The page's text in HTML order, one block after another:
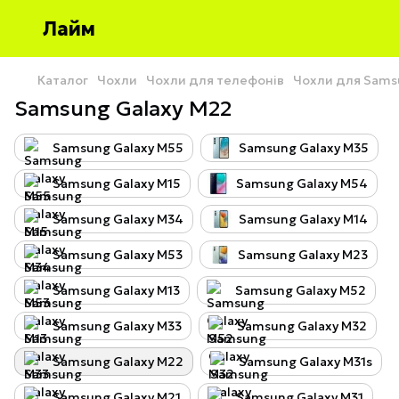
Лайм
Каталог Чохли Чохли для телефонів Чохли для
Samsung Galaxy M22
Samsung Galaxy M55 Samsung Galaxy M35
Samsung Galaxy M15 Samsung Galaxy M54
Samsung Galaxy M34 Samsung Galaxy M14
Samsung Galaxy M53 Samsung Galaxy M23
Samsung Galaxy M13 Samsung Galaxy M52
Samsung Galaxy M33 Samsung Galaxy M32
Samsung Galaxy M22 Samsung Galaxy M31s